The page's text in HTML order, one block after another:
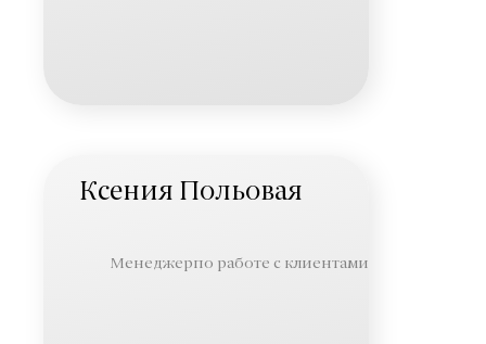
Ксения Польовая
Менеджерпо работе с клиентами